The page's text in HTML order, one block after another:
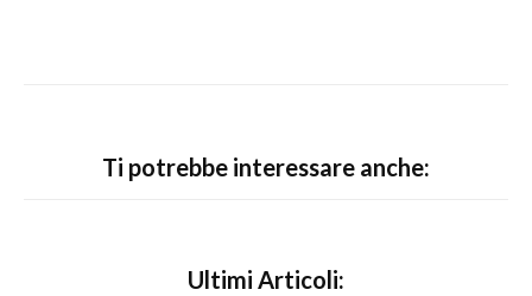
Ti potrebbe interessare anche:
Ultimi Articoli: